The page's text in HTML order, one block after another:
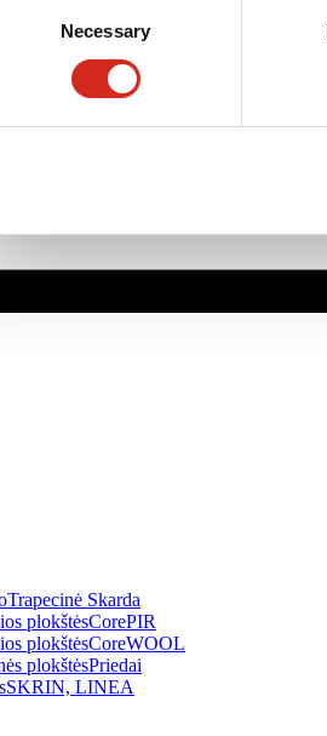
Necessary
Trapecinė Skarda
plokštėsCorePIR
plokštėsCoreWOOL
plokštėsPriedai
SKRIN, LINEA